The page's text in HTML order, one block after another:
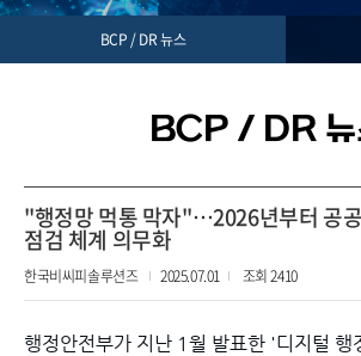
BCP / DR 뉴스
BCP / DR 뉴
"행정망 먹통 막자"…2026년부터 공
점검 체계 의무화
한국비씨피솔루션즈 2025.07.01 조회 2410
행정안전부가 지난 1월 발표한 '디지털 행